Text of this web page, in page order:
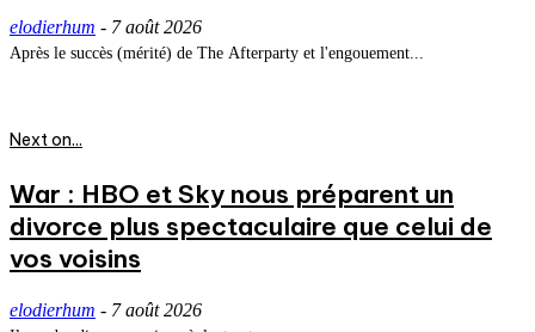
elodierhum - 7 août 2026
Après le succès (mérité) de The Afterparty et l'engouement...
Next on...
War : HBO et Sky nous préparent un
divorce plus spectaculaire que celui de
vos voisins
elodierhum - 7 août 2026